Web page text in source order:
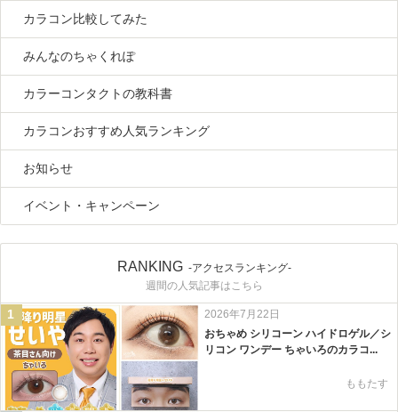
カラコン比較してみた
みんなのちゃくれぽ
カラーコンタクトの教科書
カラコンおすすめ人気ランキング
お知らせ
イベント・キャンペーン
RANKING -アクセスランキング-
週間の人気記事はこちら
1
2026年7月22日
おちゃめ シリコーン ハイドロゲル／シ
リコン ワンデー ちゃいろのカラコ...
ももたす